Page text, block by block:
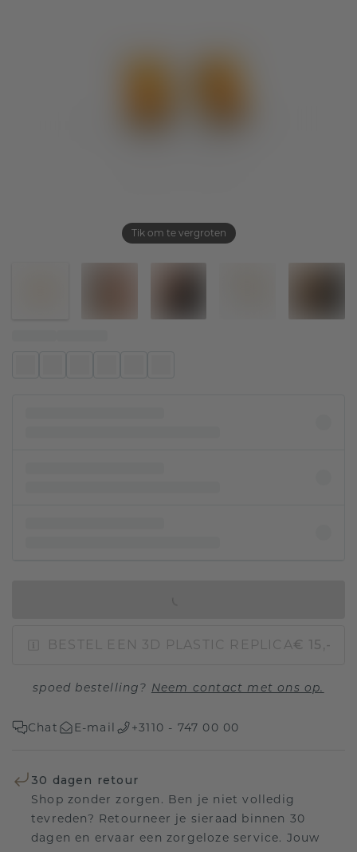
Tik om te vergroten
BESTEL EEN 3D PLASTIC REPLICA€ 15,-
spoed bestelling? Neem contact met ons op.
Chat E-mail +3110 - 747 00 00
30 dagen retour
Shop zonder zorgen. Ben je niet volledig
tevreden? Retourneer je sieraad binnen 30
dagen en ervaar een zorgeloze service. Jouw